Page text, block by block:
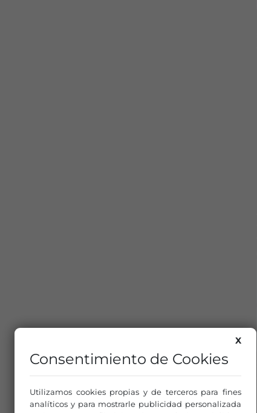
X
Consentimiento de Cookies
Utilizamos cookies propias y de terceros para fines
analíticos y para mostrarle publicidad personalizada